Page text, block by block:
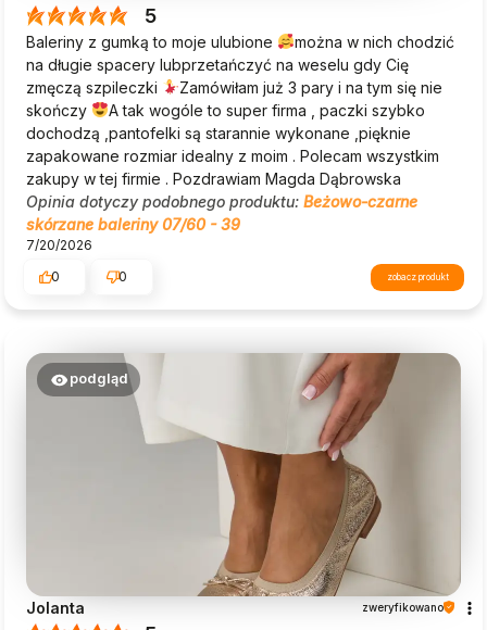
5
Baleriny z gumką to moje ulubione
można w nich chodzić
na długie spacery lubprzetańczyć na weselu gdy Cię
zmęczą szpileczki
Zamówiłam już 3 pary i na tym się nie
skończy
A tak wogóle to super firma , paczki szybko
dochodzą ,pantofelki są starannie wykonane ,pięknie
zapakowane rozmiar idealny z moim . Polecam wszystkim
zakupy w tej firmie . Pozdrawiam Magda Dąbrowska
Opinia dotyczy podobnego produktu: Beżowo-czarne
skórzane baleriny 07/60 - 39
7/20/2026
0
0 zobacz produkt
podgląd
Jolanta zweryfikowano